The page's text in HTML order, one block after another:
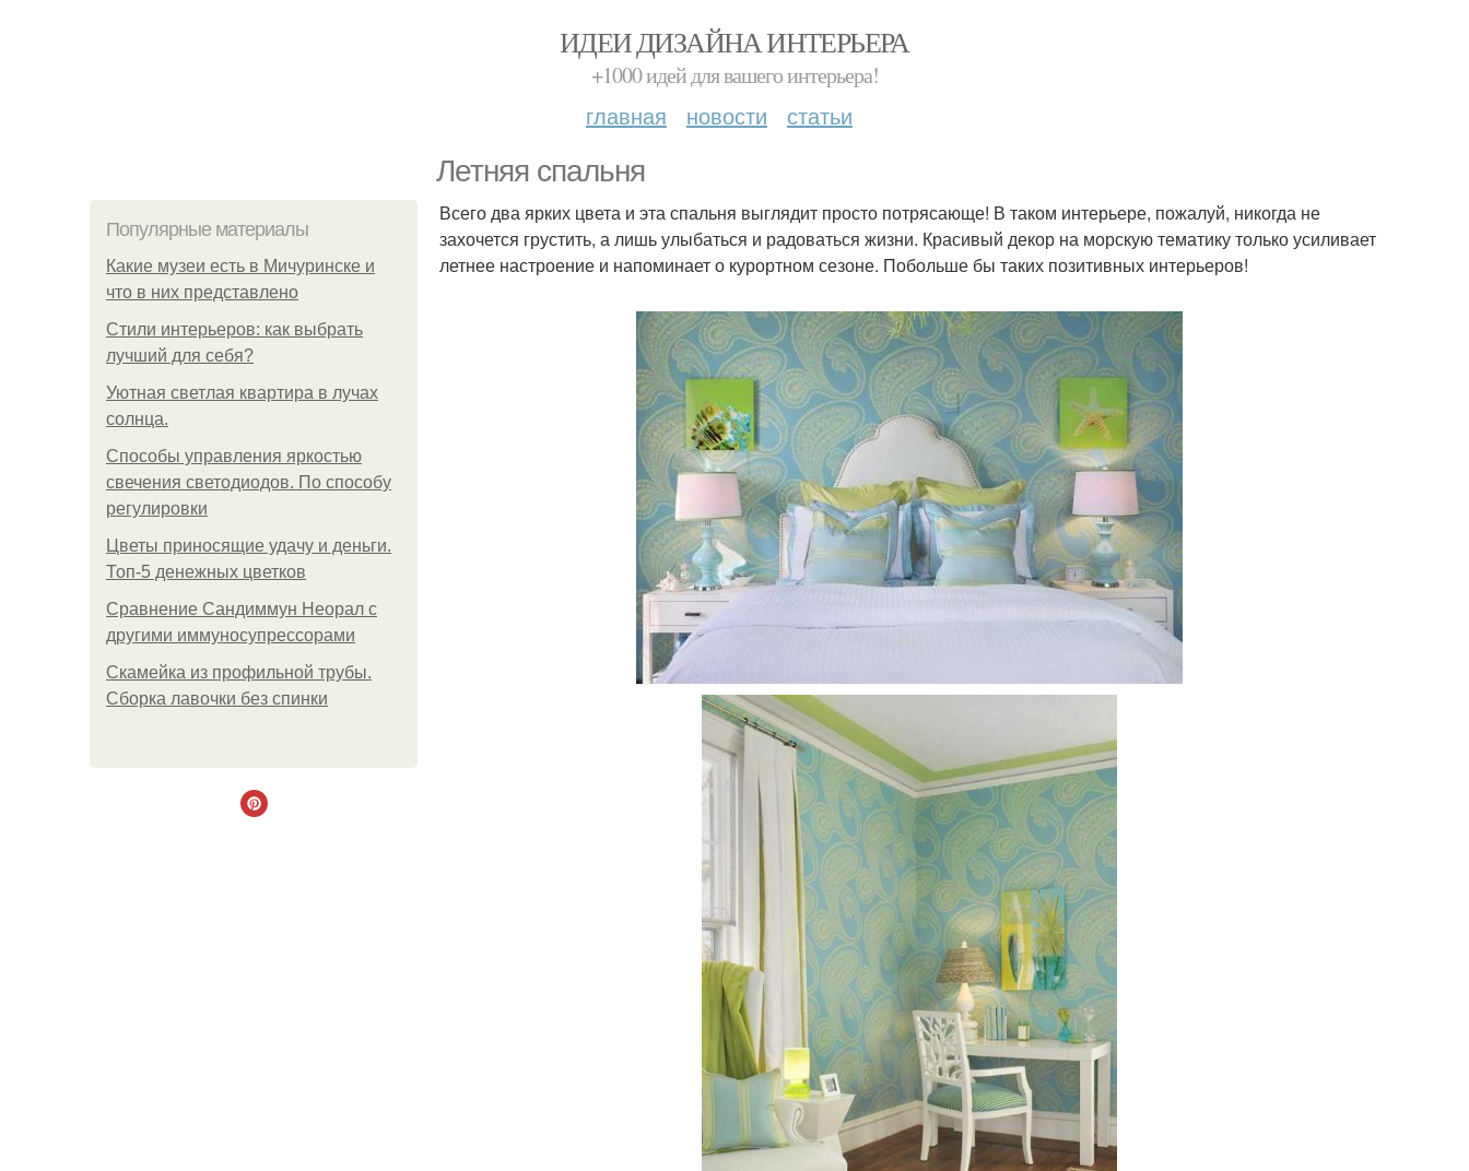
ИДЕИ ДИЗАЙНА ИНТЕРЬЕРА
+1000 идей для вашего интерьера!
главная новости статьи
Летняя спальня
Популярные материалы
Какие музеи есть в Мичуринске и
что в них представлено
Стили интерьеров: как выбрать
лучший для себя?
Уютная светлая квартира в лучах
солнца.
Способы управления яркостью
свечения светодиодов. По способу
регулировки
Цветы приносящие удачу и деньги.
Топ-5 денежных цветков
Сравнение Сандиммун Неорал с
другими иммуносупрессорами
Скамейка из профильной трубы.
Сборка лавочки без спинки
Всего два ярких цвета и эта спальня выглядит просто потрясающе! В таком интерьере, пожалуй, никогда не
захочется грустить, а лишь улыбаться и радоваться жизни. Красивый декор на морскую тематику только усиливает
летнее настроение и напоминает о курортном сезоне. Побольше бы таких позитивных интерьеров!